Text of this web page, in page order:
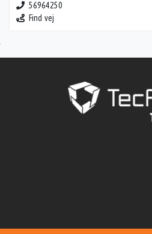
56964250
Find vej